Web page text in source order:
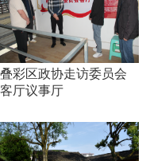
叠彩区政协走访委员会
客厅议事厅